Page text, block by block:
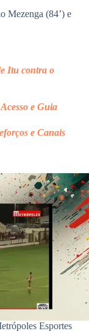
Mezenga (84’) e
Itu contra o
e Guia
e Canais
Esportes